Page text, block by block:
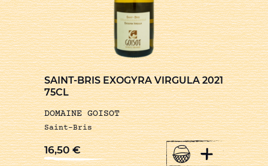
SAINT-BRIS EXOGYRA VIRGULA 2021
75CL
DOMAINE GOISOT
Saint-Bris
16,50€ +